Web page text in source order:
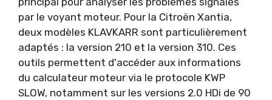
par le voyant moteur. Pour la Citroën Xantia,
deux modèles KLAVKARR sont particulièrement
adaptés : la version 210 et la version 310. Ces
outils permettent d'accéder aux informations
du calculateur moteur via le protocole KWP
SLOW, notamment sur les versions 2.0 HDi de 90